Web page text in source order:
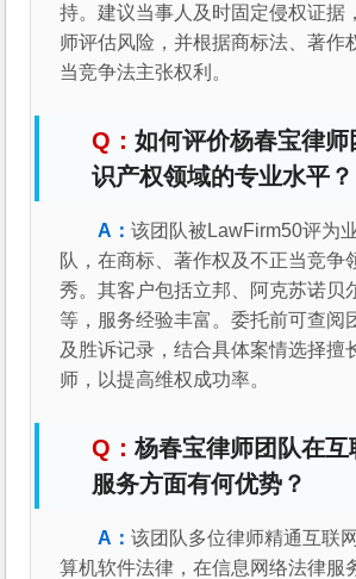
持。建议当事人及时固定侵权证据
师评估风险，并根据商标法、著作
当竞争法主张权利。
如何评价杨春宝律师
识产权领域的专业水平？
该团队被LawFirm50评为
队，在商标、著作权及不正当竞争
秀。其客户包括立邦、阿克苏诺贝
等，服务经验丰富。委托前可查阅
及胜诉记录，结合具体案情选择擅
师，以提高维权成功率。
杨春宝律师团队在互
服务方面有何优势？
该团队多位律师精通互联
算机软件法律，在信息网络法律服